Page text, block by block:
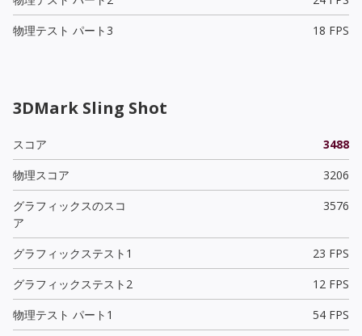
物理テスト パート3
18 FPS
3DMark Sling Shot
スコア
3488
物理スコア
3206
グラフィックスのスコ
ア
3576
グラフィックステスト1
23 FPS
グラフィックステスト2
12 FPS
物理テスト パート1
54 FPS